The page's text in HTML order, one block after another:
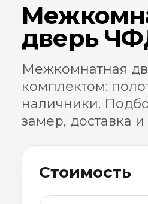
дверь
Межкомнатная
комплектом:
наличники.
замер, доставка
Стоимость